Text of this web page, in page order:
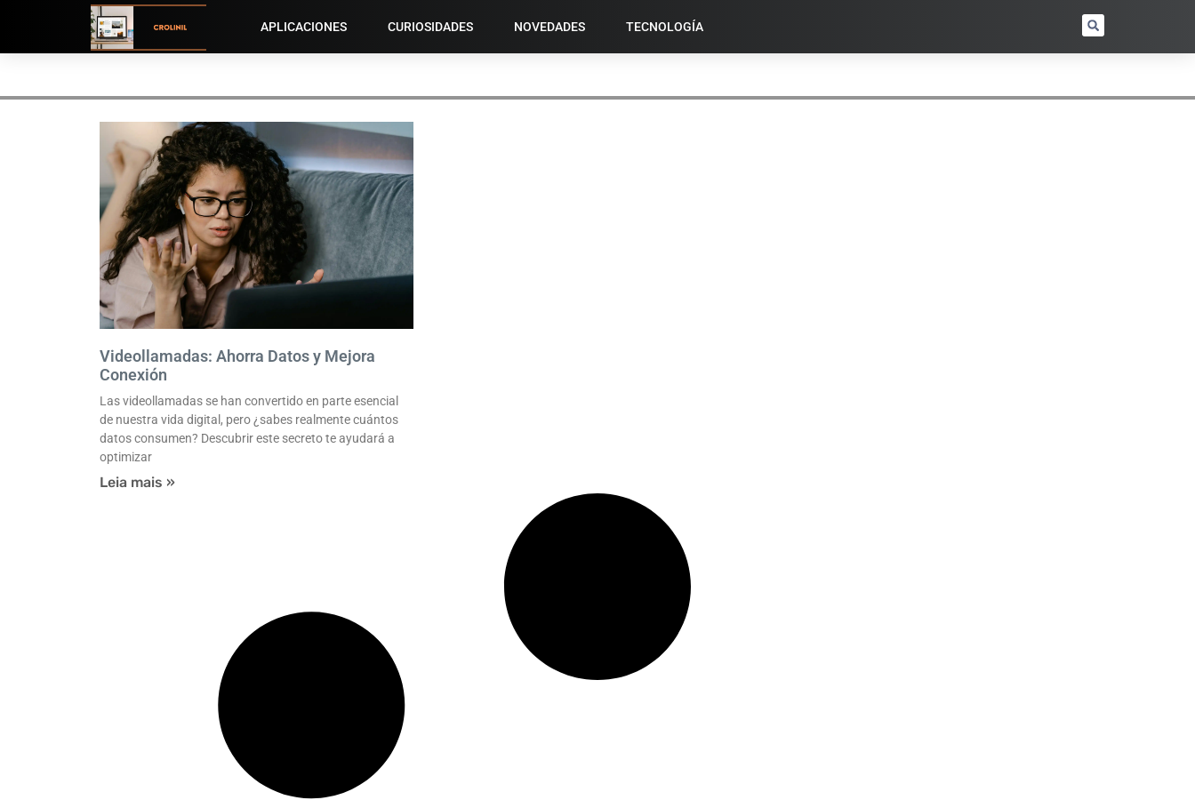
APLICACIONES CURIOSIDADES NOVEDADES TECNOLOGÍA
Videollamadas: Ahorra Datos y Mejora
Conexión
Las videollamadas se han convertido en parte esencial
de nuestra vida digital, pero ¿sabes realmente cuántos
datos consumen? Descubrir este secreto te ayudará a
optimizar
Leia mais »